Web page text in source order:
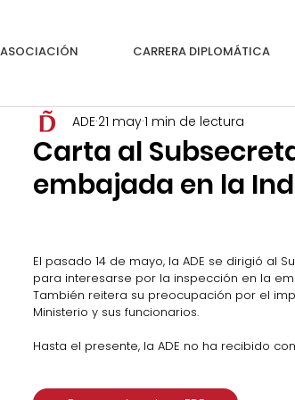
CARRERA DIPLOMÁTICA
Carta al
embajada en la
ADE 21 may1 min de lectura
El pasado 14 de mayo, la ADE se dirigió al
para interesarse por la inspección en la
También reitera su preocupación por el
Ministerio y sus funcionarios.
Hasta el presente, la ADE no ha recibido